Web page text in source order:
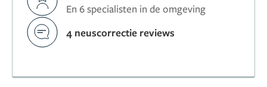
En 6 specialisten in de omgeving
4 neuscorrectie reviews